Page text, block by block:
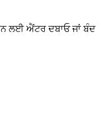
ਲਈ ਐਂਟਰ ਦਬਾਓ ਜਾਂ ਬੰਦ